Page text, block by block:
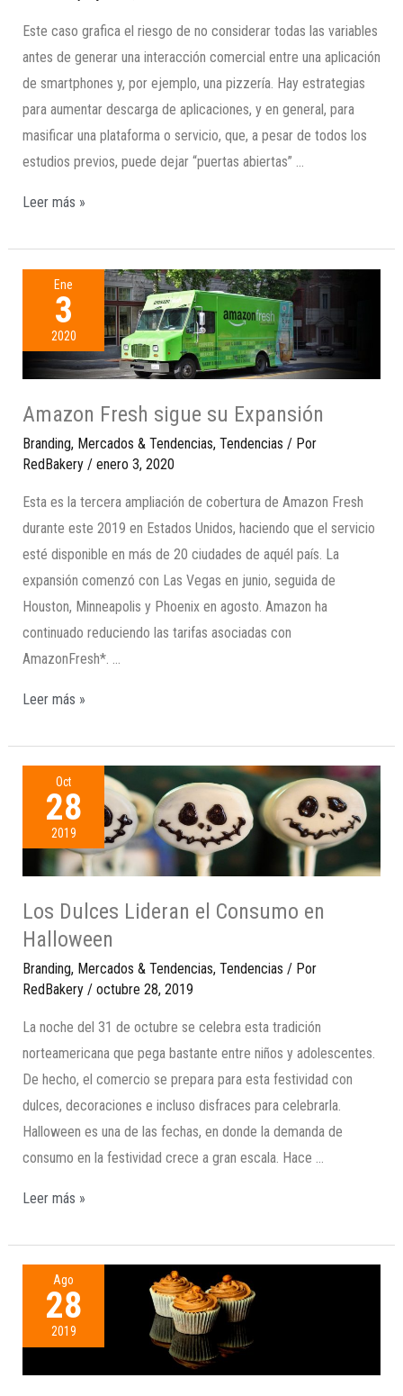
Este caso grafica el riesgo de no considerar todas las variables
antes de generar una interacción comercial entre una aplicación
de smartphones y, por ejemplo, una pizzería. Hay estrategias
para aumentar descarga de aplicaciones, y en general, para
masificar una plataforma o servicio, que, a pesar de todos los
estudios previos, puede dejar “puertas abiertas” …
Leer más »
Ene
3
2020
Amazon Fresh sigue su Expansión
Branding, Mercados & Tendencias, Tendencias / Por
RedBakery / enero 3, 2020
Esta es la tercera ampliación de cobertura de Amazon Fresh
durante este 2019 en Estados Unidos, haciendo que el servicio
esté disponible en más de 20 ciudades de aquél país. La
expansión comenzó con Las Vegas en junio, seguida de
Houston, Minneapolis y Phoenix en agosto. Amazon ha
continuado reduciendo las tarifas asociadas con
AmazonFresh*. …
Leer más »
Oct
28
2019
Los Dulces Lideran el Consumo en
Halloween
Branding, Mercados & Tendencias, Tendencias / Por
RedBakery / octubre 28, 2019
La noche del 31 de octubre se celebra esta tradición
norteamericana que pega bastante entre niños y adolescentes.
De hecho, el comercio se prepara para esta festividad con
dulces, decoraciones e incluso disfraces para celebrarla.
Halloween es una de las fechas, en donde la demanda de
consumo en la festividad crece a gran escala. Hace …
Leer más »
Ago
28
2019